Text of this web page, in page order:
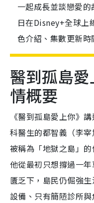
一起成長並談戀愛
日在Disney+全球上
色介紹、集數更新時
醫到孤島
情概要
《醫到孤島愛上你》
科醫生的都智義（李
被稱為「地獄之島」
他從最初只想撐過一
匱乏下，島民仍倔強
設備、只有簡陋診所